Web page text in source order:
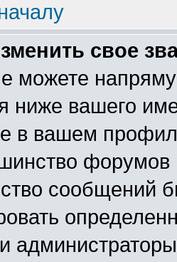
свое
можете
ниже вашего
в вашем
форумов
сообщений